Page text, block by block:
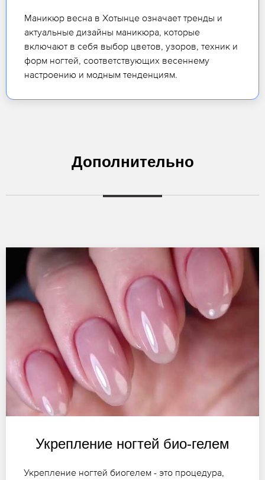
Маникюр весна в Хотынце означает тренды и
актуальные дизайны маникюра, которые
включают в себя выбор цветов, узоров, техник и
форм ногтей, соответствующих весеннему
настроению и модным тенденциям.
Дополнительно
Укрепление ногтей био-гелем
Укрепление ногтей биогелем - это процедура,